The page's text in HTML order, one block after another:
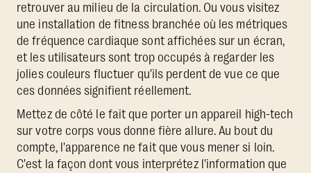
retrouver au milieu de la circulation. Ou vous visitez
une installation de fitness branchée où les métriques
de fréquence cardiaque sont affichées sur un écran,
et les utilisateurs sont trop occupés à regarder les
jolies couleurs fluctuer qu'ils perdent de vue ce que
ces données signifient réellement.
Mettez de côté le fait que porter un appareil high-tech
sur votre corps vous donne fière allure. Au bout du
compte, l'apparence ne fait que vous mener si loin.
C'est la façon dont vous interprétez l'information que